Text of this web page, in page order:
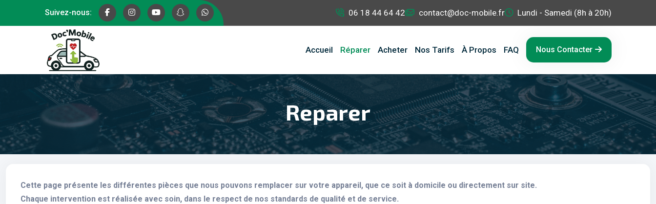
Suivez-nous: 06 18 44 64 42 contact@doc-mobile.fr Lundi - Samedi (8h à 20h)
Accueil Réparer Acheter Nos Tarifs À Propos FAQ Nous Contacter
Reparer
Cette page présente les différentes pièces que nous pouvons remplacer sur votre appareil, que ce soit à domicile ou directement sur site.
Chaque intervention est réalisée avec soin, dans le respect de nos standards de qualité et de service.